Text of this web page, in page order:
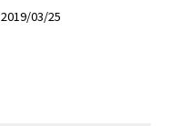
2019/03/25